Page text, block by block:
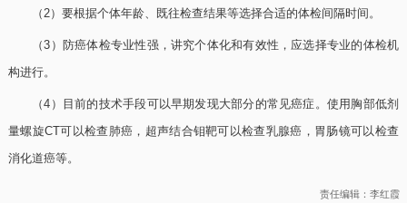
（2）要根据个体年龄、既往检查结果等选择合适的体检间隔时间。
（3）防癌体检专业性强，讲究个体化和有效性，应选择专业的体检机
构进行。
（4）目前的技术手段可以早期发现大部分的常见癌症。使用胸部低剂
量螺旋CT可以检查肺癌，超声结合钼靶可以检查乳腺癌，胃肠镜可以检查
消化道癌等。
责任编辑：李红霞